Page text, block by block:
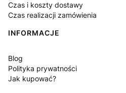
Czas i koszty dostawy
Czas realizacji zamówienia
INFORMACJE
Blog
Polityka prywatności
Jak kupować?